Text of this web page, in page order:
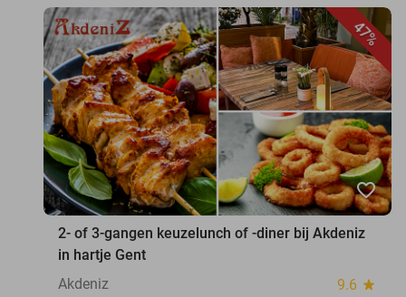
47%
favorite_border
2- of 3-gangen keuzelunch of -diner bij Akdeniz
in hartje Gent
Akdeniz
9.6 star